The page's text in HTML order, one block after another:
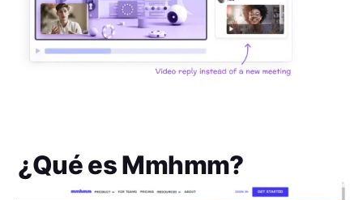
¿Qué esMmhmm?